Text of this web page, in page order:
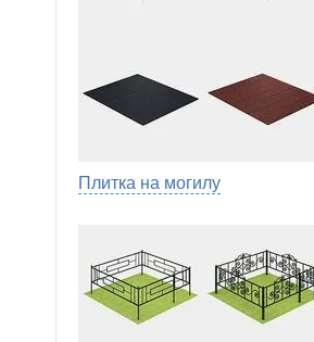
Плитка на могилу